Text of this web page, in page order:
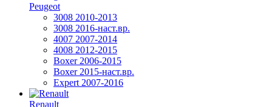
Peugeot
3008 2010-2013
3008 2016-наст.вр.
4007 2007-2014
4008 2012-2015
Boxer 2006-2015
Boxer 2015-наст.вр.
Expert 2007-2016
Renault